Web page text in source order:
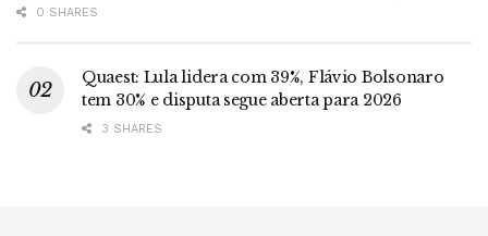
0 SHARES
Quaest: Lula lidera com 39%, Flávio Bolsonaro
tem 30% e disputa segue aberta para 2026
3 SHARES